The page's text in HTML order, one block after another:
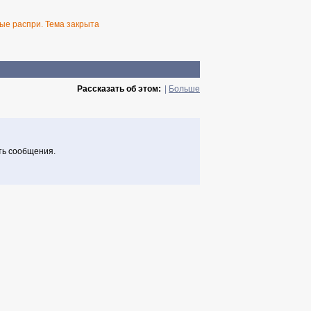
распри. Тема закрыта
Больше
Рассказать об этом:
сообщения.